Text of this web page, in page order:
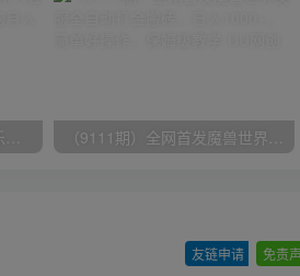
（9448期）2024网易云音乐人挂机项目，单机日入150+，无脑月入5000+ （9111期）全网首发魔兽世界美服全自动打金搬砖，日入1000+，简单好操作，保姆级教学
友链申请 免责